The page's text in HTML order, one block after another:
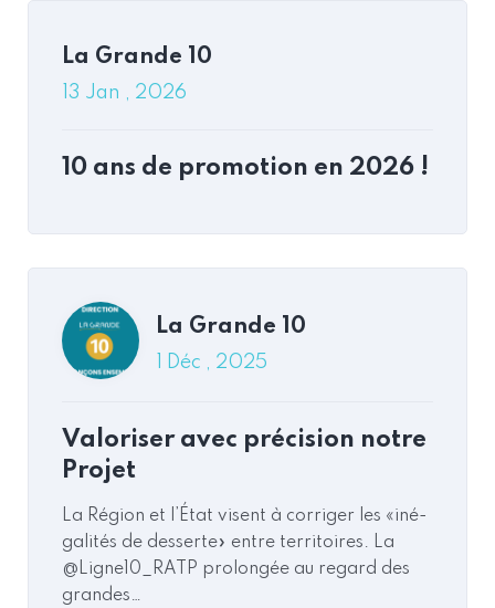
La Grande 10
13 Jan , 2026
10 ans de promotion en 2026 !
La Grande 10
1 Déc , 2025
Valoriser avec précision notre
Projet
La Région et l’État visent à corriger les «iné­
galités de desserte» entre territoires. La
@Ligne10_RATP prolongée au regard des
grandes…
Valoriser avec précision notre
La Grande 10
Le bureau de La Grande 10
arrive !